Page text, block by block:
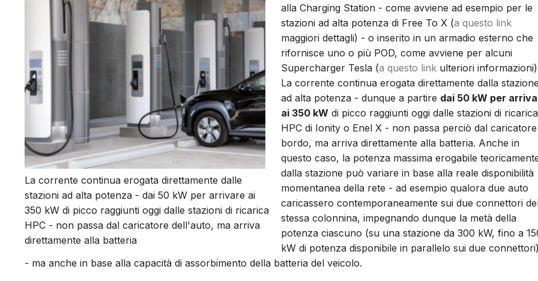
La corrente continua erogata direttamente dalle
stazioni ad alta potenza - dai 50 kW per arrivare ai
350 kW di picco raggiunti oggi dalle stazioni di ricarica
HPC - non passa dal caricatore dell'auto, ma arriva
direttamente alla batteria
alla Charging Station - come avviene ad esempio per le
stazioni ad alta potenza di Free To X (a questo link
maggiori dettagli) - o inserito in un armadio esterno che
rifornisce uno o più POD, come avviene per alcuni
Supercharger Tesla (a questo link ulteriori
La corrente continua erogata direttamente dalla stazione
ad alta potenza - dunque a partire dai 50 kW per
ai 350 kW di picco raggiunti oggi dalle stazioni di ricarica
HPC di Ionity o Enel X - non passa perciò dal
bordo, ma arriva direttamente alla batteria. Anche in
questo caso, la potenza massima erogabile
dalla stazione può variare in base alla reale disponibilità
momentanea della rete - ad esempio qualora due auto
caricassero contemporaneamente sui due connettori
stessa colonnina, impegnando dunque la metà della
potenza ciascuno (su una stazione da 300 kW, fino a
kW di potenza disponibile in parallelo sui due connettori)
- ma anche in base alla capacità di assorbimento della batteria del veicolo.